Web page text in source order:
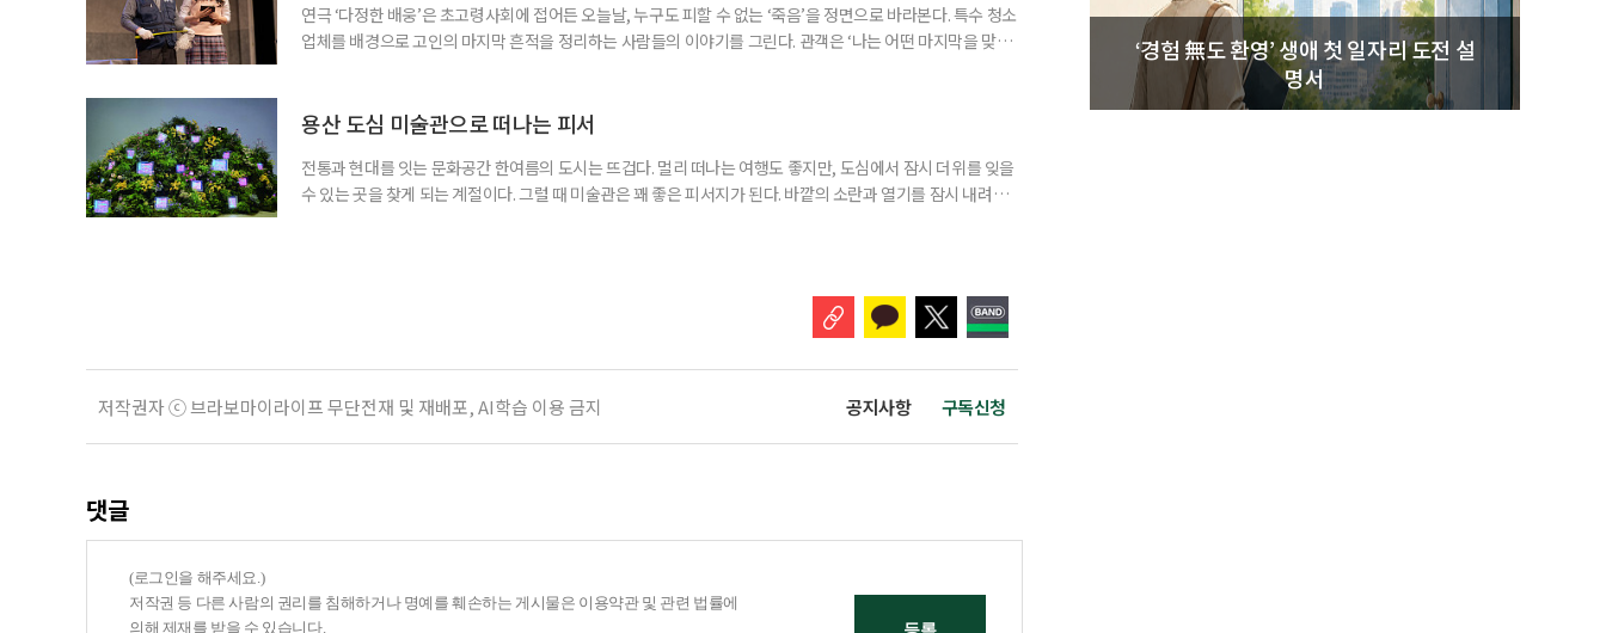
연극 ‘다정한 배웅’은 초고령사회에 접어든 오늘날, 누구도 피할 수 없는 ‘죽음’을 정면으로 바라본다. 특수 청소
업체를 배경으로 고인의 마지막 흔적을 정리하는 사람들의 이야기를 그린다. 관객은 ‘나는 어떤 마지막을 맞이
아트홀 출연 •반춘배 : 장용, 서인석 •박민재 & 한달수 : 정겨운, 금동현 •윤선영 : 서권
용산 도심 미술관으로 떠나는 피서
전통과 현대를 잇는 문화공간 한여름의 도시는 뜨겁다. 멀리 떠나는 여행도 좋지만, 도심에서 잠시 더위를 잊을
수 있는 곳을 찾게 되는 계절이다. 그럴 때 미술관은 꽤 좋은 피서지가 된다. 바깥의 소란과 열기를 잠시 내려놓
저작권자 ⓒ 브라보마이라이프 무단전재 및 재배포, AI학습 이용 금지 공지사항 구독신청
댓글
‘경험 無도 환영’ 생애 첫 일자리 도전 설
명서